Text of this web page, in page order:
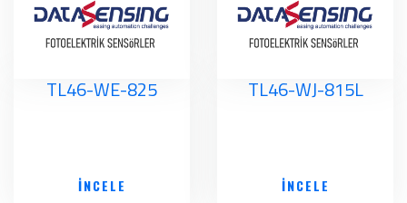
TL46-WE-825
İNCELE
TL46-WJ-815L
İNCELE